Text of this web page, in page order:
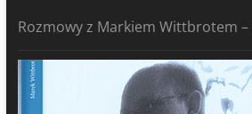
Rozmowy z Markiem Wittbrotem